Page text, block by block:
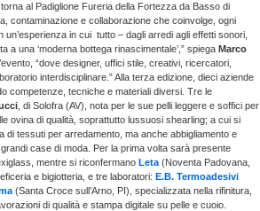
al Padiglione Fureria della Fortezza da Basso di
contaminazione e collaborazione che coinvolge, ogni
in cui tutto – dagli arredi agli effetti sonori,
a una ‘moderna bottega rinascimentale’,” spiega Marco
“dove designer, uffici stile, creativi, ricercatori,
interdisciplinare.” Alla terza edizione, dieci aziende
competenze, tecniche e materiali diversi. Tre le
, di Solofra (AV), nota per le sue pelli leggere e soffici per
ovina di qualità, soprattutto lussuosi shearling; a cui si
di tessuti per arredamento, ma anche abbigliamento e
case di moda. Per la prima volta sarà presente
mentre si riconfermano Leta (Noventa Padovana,
e bigiotteria, e tre laboratori: E.B. Termoadesivi
(Santa Croce sull’Arno, PI), specializzata nella rifinitura,
di qualità e stampa digitale su pelle e cuoio.